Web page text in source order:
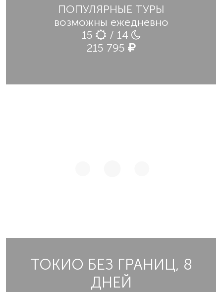
ПОПУЛЯРНЫЕ ТУРЫ
возможны ежедневно
15
/ 14
215 795
ТОКИО БЕЗ ГРАНИЦ, 8
ДНЕЙ